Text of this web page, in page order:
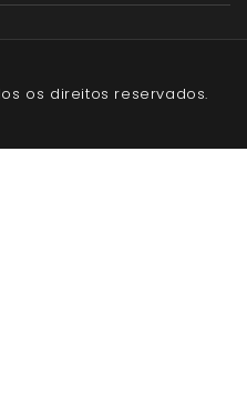
os direitos reservados.